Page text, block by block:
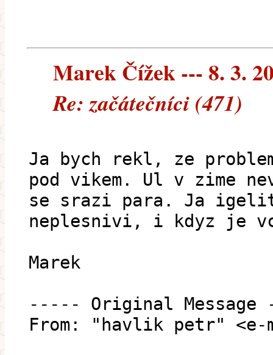
Marek Čížek --- 8. 3.
Re: začátečníci (471)
Ja bych rekl, ze
pod vikem. Ul v zime
se srazi para. Ja igelit
neplesnivi, i kdyz je
Marek
----- Original
From: "havlik petr" <e-